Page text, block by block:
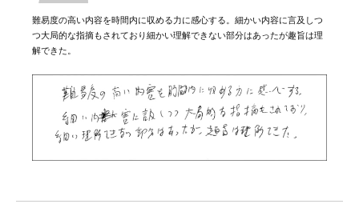
難易度の高い内容を時間内に収める力に感心する。細かい内容に言及しつ
つ大局的な指摘もされており細かい理解できない部分はあったが趣旨は理
解できた。